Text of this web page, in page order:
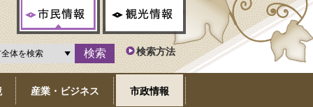
検索方法
産業・ビジネス 市政情報